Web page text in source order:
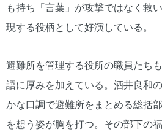
も持ち「言葉」が攻撃ではなく救
現する役柄として好演している。
避難所を管理する役所の職員たち
語に厚みを加えている。酒井良和の
かな口調で避難所をまとめる総括
を想う姿が胸を打つ。その部下の